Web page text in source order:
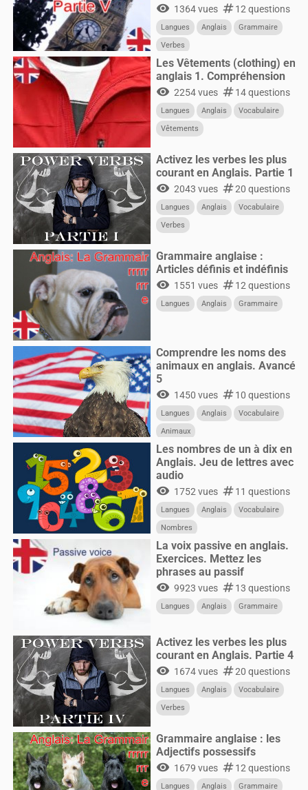
visibility 1364 vues numbers12 questions
Langues Anglais
Grammaire
Verbes
Les Vêtements (clothing) en
anglais 1. Compréhension
visibility 2254 vues numbers14 questions
Langues Anglais
Vocabulaire
Vêtements
Activez les verbes les plus
courant en Anglais. Partie 1
visibility 2043 vues numbers20 questions
Langues Anglais
Vocabulaire
Verbes
Grammaire anglaise :
Articles définis et indéfinis
visibility 1551 vues numbers12 questions
Langues Anglais Grammaire
Comprendre les noms des
animaux en anglais. Avancé
5
visibility 1450 vues numbers10 questions
Langues Anglais
Vocabulaire
Animaux
Les nombres de un à dix en
Anglais. Jeu de lettres avec
audio
visibility 1752 vues numbers11 questions
Langues Anglais
Vocabulaire
Nombres
La voix passive en anglais.
Exercices. Mettez les
phrases au passif
visibility 9923 vues numbers13 questions
Langues Anglais Grammaire
Activez les verbes les plus
courant en Anglais. Partie 4
visibility 1674 vues numbers20 questions
Langues Anglais
Vocabulaire
Verbes
Grammaire anglaise : les
Adjectifs possessifs
visibility 1679 vues numbers12 questions
Langues Anglais Grammaire